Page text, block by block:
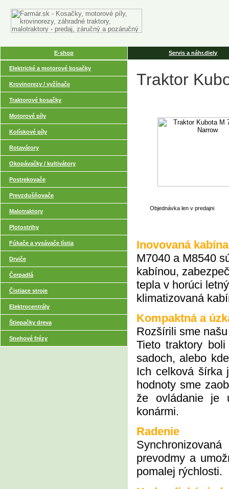
E-shop Servis a náhr.diely
Elektrické a motorové kosačky
Krovinorezy / vyžínače
Traktorové kosačky
Motorové píly
Kolískové píly
Rotavátory
Okopávačky / kultivátory
Postrekovače
Prevzdušňovače
Malotraktory
Plotostrihy
Fúkače a vysávače lístia
Drviče
Čerpadlá
Čistiace stroje
Elektrocentrály
Štiepačky dreva
Snehové frézy
Traktor
Objednávka len v predajni
Inovovaná
M7040 a M8540
kabínou,
tepla v horúci
klimatizovaná
Kompaktná a
Rozšírili sme
Tieto traktory
sadoch, alebo
Ich celková
hodnoty sme
že ovládanie je
konármi.
Radenie
prevodmy a
pomalej rýchlosti.